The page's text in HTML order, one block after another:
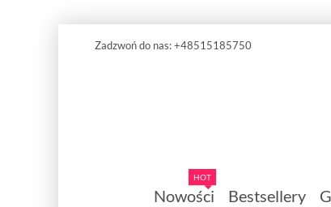
Zadzwoń do nas:+48515185750
Nowości
HOT
Bestsellery